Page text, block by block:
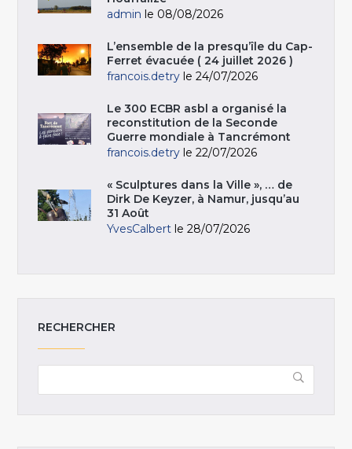
admin le 08/08/2026
L’ensemble de la presqu’île du Cap-
Ferret évacuée ( 24 juillet 2026 )
francois.detry le 24/07/2026
Le 300 ECBR asbl a organisé la
reconstitution de la Seconde
Guerre mondiale à Tancrémont
francois.detry le 22/07/2026
« Sculptures dans la Ville », … de
Dirk De Keyzer, à Namur, jusqu’au
31 Août
YvesCalbert le 28/07/2026
RECHERCHER